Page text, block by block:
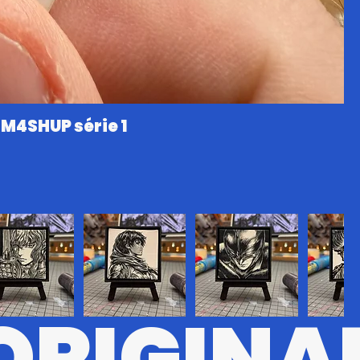
série 1
BRSRK#7 BRSRK#5 BRSRK#6